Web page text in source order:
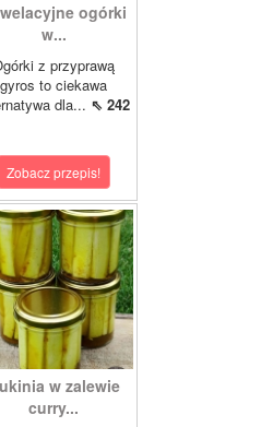
ogórki
w...
z przyprawą
gyros to ciekawa
dla... ⇖ 242
Zobacz przepis!
w zalewie
curry...